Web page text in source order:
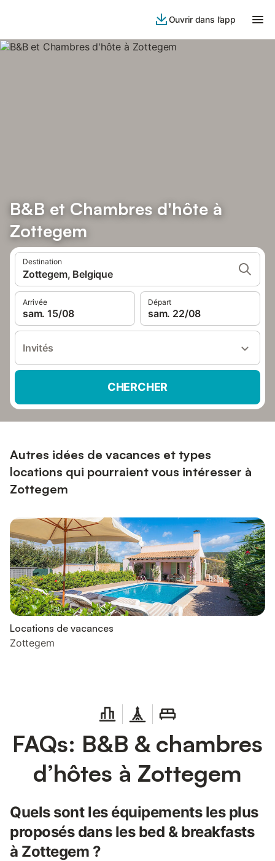
Ouvrir dans l’app
B&B et Chambres d'hôte à
Zottegem
Destination
Zottegem, Belgique
Arrivée
sam. 15/08
Départ
sam. 22/08
Invités
CHERCHER
Autres idées de vacances et types
locations qui pourraient vous intéresser à
Zottegem
Locations de vacances
Zottegem
FAQs: B&B & chambres
d’hôtes à Zottegem
Quels sont les équipements les plus
proposés dans les bed & breakfasts
à Zottegem ?